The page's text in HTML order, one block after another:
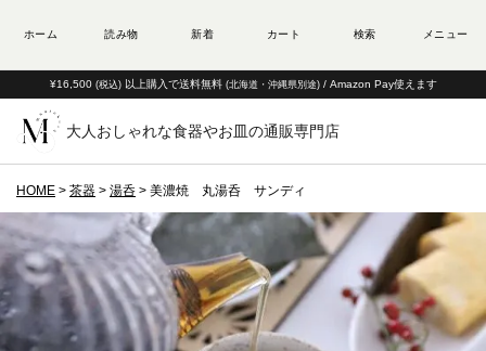
¥16,500 (税込) 以上購入で送料無料 (北海道・沖縄県別途) / Amazon Pay使えます
大人おしゃれな食器やお皿の通販専門店
HOME 茶器 湯呑 美濃焼 丸湯呑 サンディ